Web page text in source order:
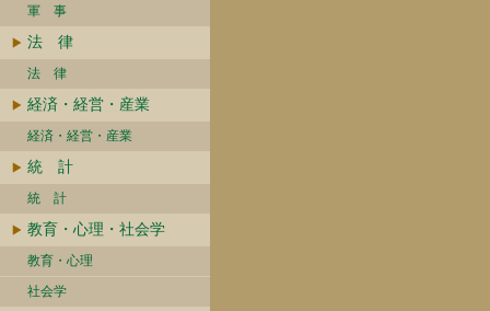
軍 事
法 律
法 律
経済・経営・産業
経済・経営・産業
統 計
統 計
教育・心理・社会学
教育・心理
社会学